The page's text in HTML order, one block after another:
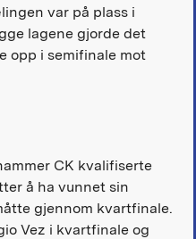
var på plass i
lagene gjorde det
opp i semifinale mot
CK kvalifiserte
å ha vunnet sin
gjennom kvartfinale.
Vez i kvartfinale og